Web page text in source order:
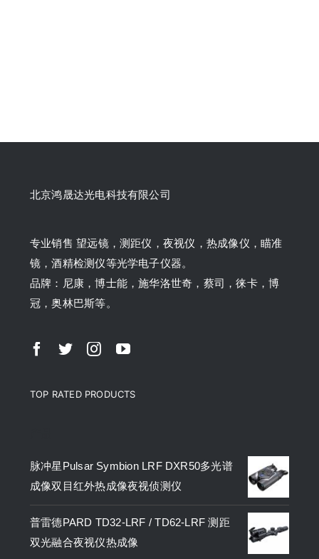
北京鸿晟达光电科技有限公司
专业销售 望远镜，测距仪，夜视仪，热成像仪，瞄准
镜，酒精检测仪等光学电子仪器。
品牌：尼康，博士能，施华洛世奇，蔡司，徕卡，博
冠，奥林巴斯等。
TOP RATED PRODUCTS
脉冲星Pulsar Symbion LRF DXR50多光谱
成像双目红外热成像夜视侦测仪
普雷德PARD TD32-LRF / TD62-LRF 测距
双光融合夜视仪热成像